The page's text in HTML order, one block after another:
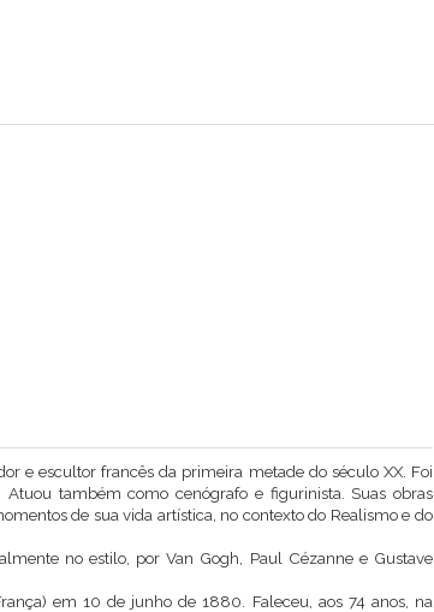
e escultor francês da primeira metade do século XX. Foi
também como cenógrafo e figurinista. Suas obras
de sua vida artística, no contexto do Realismo e do
no estilo, por Van Gogh, Paul Cézanne e Gustave
em 10 de junho de 1880. Faleceu, aos 74 anos, na